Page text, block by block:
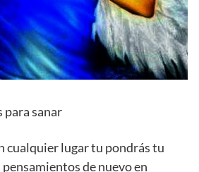
para sanar
cualquier lugar tu pondrás tu
de nuevo en